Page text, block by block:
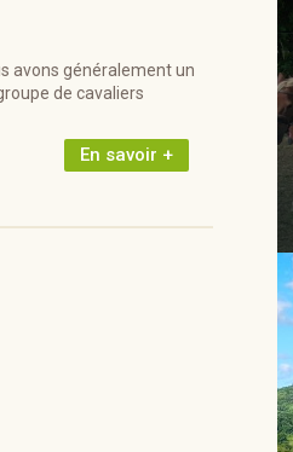
avons généralement un
de cavaliers
En savoir +